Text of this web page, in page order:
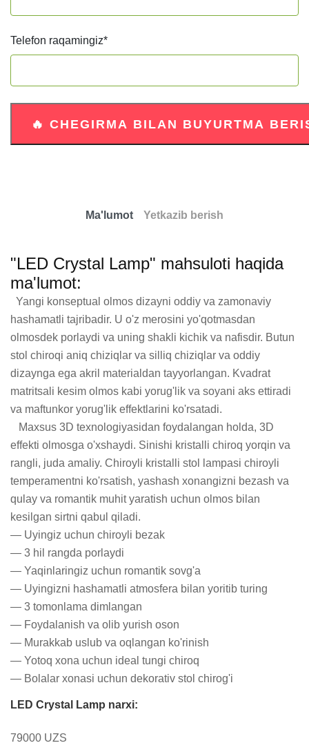
Telefon raqamingiz*
Ma'lumot Yetkazib berish
"LED Crystal Lamp" mahsuloti haqida
ma'lumot:
hashamatli tajribadir. U o'z merosini yo'qotmasdan
olmosdek porlaydi va uning shakli kichik va nafisdir. Butun
stol chiroqi aniq chiziqlar va silliq chiziqlar va oddiy
dizaynga ega akril materialdan tayyorlangan. Kvadrat
matritsali kesim olmos kabi yorug'lik va soyani aks ettiradi
va maftunkor yorug'lik effektlarini ko'rsatadi.
effekti olmosga o'xshaydi. Sinishi kristalli chiroq yorqin va
rangli, juda amaliy. Chiroyli kristalli stol lampasi chiroyli
temperamentni ko'rsatish, yashash xonangizni bezash va
qulay va romantik muhit yaratish uchun olmos bilan
kesilgan sirtni qabul qiladi.
— Uyingiz uchun chiroyli bezak
— 3 hil rangda porlaydi
— Yaqinlaringiz uchun romantik sovg'a
— Uyingizni hashamatli atmosfera bilan yoritib turing
— 3 tomonlama dimlangan
— Foydalanish va olib yurish oson
— Murakkab uslub va oqlangan ko'rinish
— Yotoq xona uchun ideal tungi chiroq
— Bolalar xonasi uchun dekorativ stol chirog'i
LED Crystal Lamp narxi:
79000 UZS